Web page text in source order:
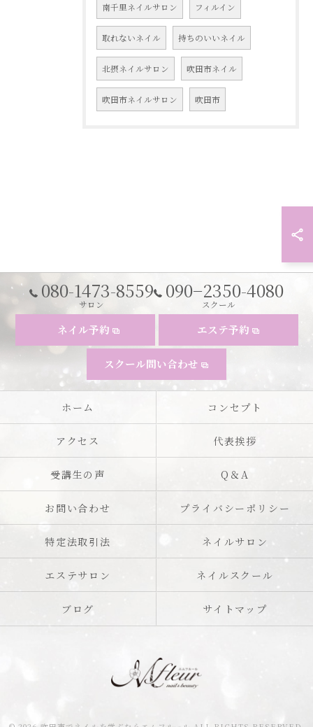
南千里ネイルサロン フィルイン
取れないネイル 持ちのいいネイル
北摂ネイルサロン 吹田市ネイル
吹田市ネイルサロン 吹田市
080-1473-8559
サロン
090−2350-4080
スクール
ネイル予約
スクール問い合わせ
エステ予約
ホーム コンセプト
アクセス 代表挨拶
受講生の声 Q＆A
お問い合わせ プライバシーポリシー
特定法取引法 ネイルサロン
エステサロン ネイルスクール
ブログ サイトマップ